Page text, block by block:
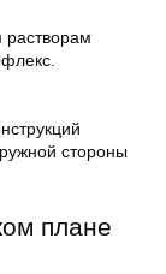
стороны
плане